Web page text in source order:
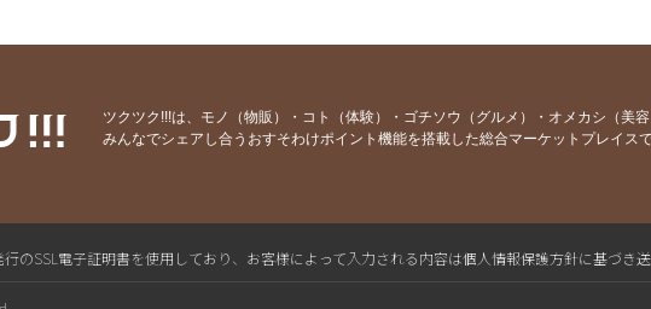
04/19【盲点】ほうれい線の原因は「背中」にあり？鏡で見えない場所の秘密
応援したい気持ちは、ちゃんと届くんですね
03/08
ひどい浮腫と頭痛…ディズニーランドで泣きたかった30代の私
ツクツク!!!は、モノ（物販）・コト（体験）・ゴチソウ（グルメ）・オメカシ（美
みんなでシェアし合うおすそわけポイント機能を搭載した総合マーケットプレイスで
行のSSL電子証明書を使用しており、お客様によって入力される内容は個人情報保護方針に基づき